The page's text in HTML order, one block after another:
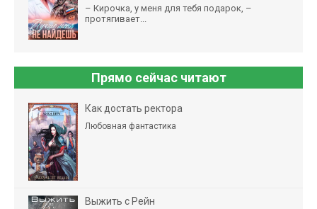
– Кирочка, у меня для тебя подарок, –
протягивает...
Прямо сейчас читают
Как достать ректора
Любовная фантастика
Выжить с Рейн